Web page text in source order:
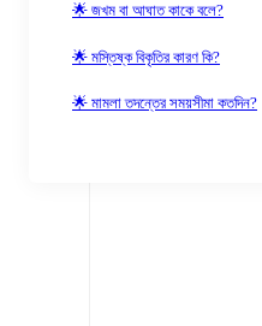
🌟 জখম বা আঘাত কাকে বলে?
🌟 মস্তিষ্ক বিকৃতির কারণ কি?
🌟 মামলা তদন্তের সময়সীমা কতদিন?